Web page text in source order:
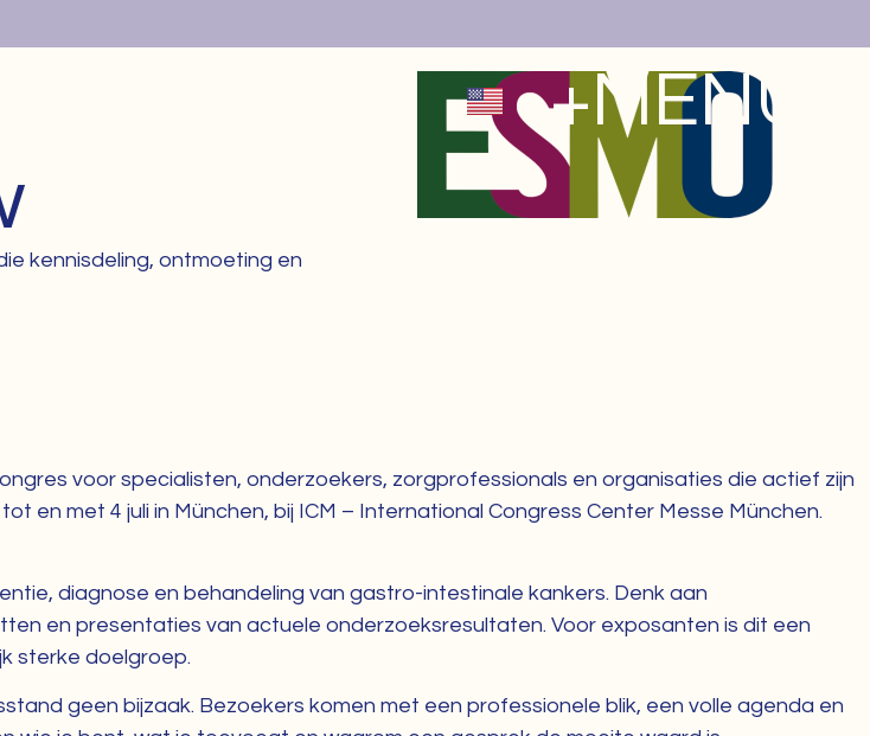
+MENU
kennisdeling, ontmoeting en
voor specialisten, onderzoekers, zorgprofessionals en organisaties die actief zijn
en met 4 juli in München, bij ICM – International Congress Center Messe München.
diagnose en behandeling van gastro-intestinale kankers. Denk aan
en presentaties van actuele onderzoeksresultaten. Voor exposanten is dit een
sterke doelgroep.
geen bijzaak. Bezoekers komen met een professionele blik, een volle agenda en